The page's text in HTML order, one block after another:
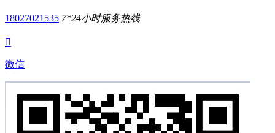
18027021535 7*24小时服务热线

微信